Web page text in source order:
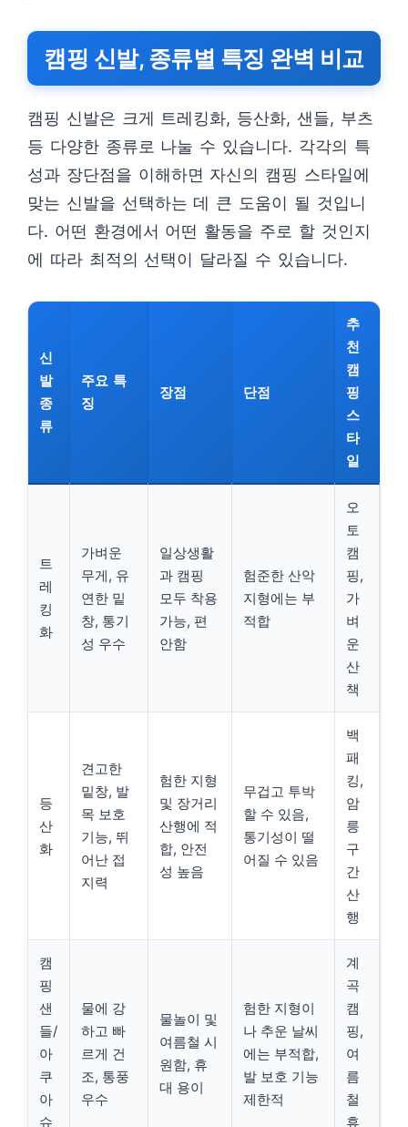
캠핑 신발, 종류별 특징 완벽 비교
캠핑 신발은 크게 트레킹화, 등산화, 샌들, 부츠
등 다양한 종류로 나눌 수 있습니다. 각각의 특
성과 장단점을 이해하면 자신의 캠핑 스타일에
맞는 신발을 선택하는 데 큰 도움이 될 것입니
다. 어떤 환경에서 어떤 활동을 주로 할 것인지
에 따라 최적의 선택이 달라질 수 있습니다.
신
발
종
류
주요 특
징
장점 단점
추
천
캠
핑
스
타
일
트
레
킹
화
가벼운
무게, 유
연한 밑
창, 통기
성 우수
일상생활
과 캠핑
모두 착용
가능, 편
안함
험준한 산악
지형에는 부
적합
오
토
캠
핑,
가
벼
운
산
책
등
산
화
견고한
밑창, 발
목 보호
기능, 뛰
어난 접
지력
험한 지형
및 장거리
산행에 적
합, 안전
성 높음
무겁고 투박
할 수 있음,
통기성이 떨
어질 수 있음
백
패
킹,
암
릉
구
간
산
행
캠
핑
샌
들/
아
쿠
아
슈
물에 강
하고 빠
르게 건
조, 통풍
우수
물놀이 및
여름철 시
원함, 휴
대 용이
험한 지형이
나 추운 날씨
에는 부적합,
발 보호 기능
제한적
계
곡
캠
핑,
여
름
철
휴